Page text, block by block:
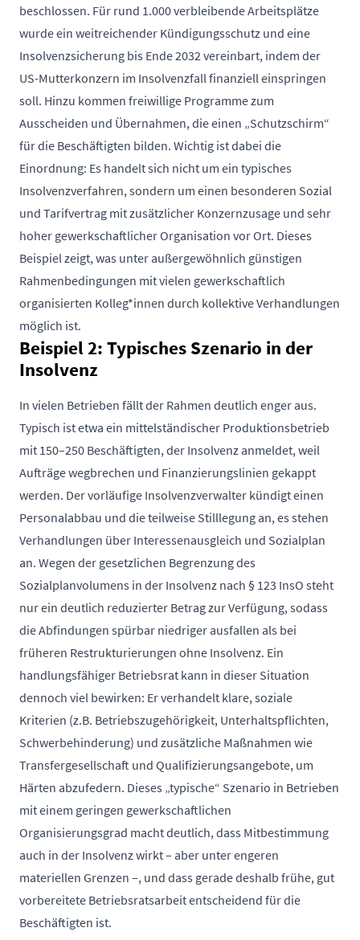
beschlossen. Für rund 1.000 verbleibende Arbeitsplätze
wurde ein weitreichender Kündigungsschutz und eine
Insolvenzsicherung bis Ende 2032 vereinbart, indem der
US-Mutterkonzern im Insolvenzfall finanziell einspringen
soll. Hinzu kommen freiwillige Programme zum
Ausscheiden und Übernahmen, die einen „Schutzschirm“
für die Beschäftigten bilden. Wichtig ist dabei die
Einordnung: Es handelt sich nicht um ein typisches
Insolvenzverfahren, sondern um einen besonderen Sozial
und Tarifvertrag mit zusätzlicher Konzernzusage und sehr
hoher gewerkschaftlicher Organisation vor Ort. Dieses
Beispiel zeigt, was unter außergewöhnlich günstigen
Rahmenbedingungen mit vielen gewerkschaftlich
organisierten Kolleg*innen durch kollektive Verhandlungen
möglich ist.
Beispiel 2: Typisches Szenario in der
Insolvenz
In vielen Betrieben fällt der Rahmen deutlich enger aus.
Typisch ist etwa ein mittelständischer Produktionsbetrieb
mit 150–250 Beschäftigten, der Insolvenz anmeldet, weil
Aufträge wegbrechen und Finanzierungslinien gekappt
werden. Der vorläufige Insolvenzverwalter kündigt einen
Personalabbau und die teilweise Stilllegung an, es stehen
Verhandlungen über Interessenausgleich und Sozialplan
an. Wegen der gesetzlichen Begrenzung des
Sozialplanvolumens in der Insolvenz nach § 123 InsO steht
nur ein deutlich reduzierter Betrag zur Verfügung, sodass
die Abfindungen spürbar niedriger ausfallen als bei
früheren Restrukturierungen ohne Insolvenz. Ein
handlungsfähiger Betriebsrat kann in dieser Situation
dennoch viel bewirken: Er verhandelt klare, soziale
Kriterien (z.B. Betriebszugehörigkeit, Unterhaltspflichten,
Schwerbehinderung) und zusätzliche Maßnahmen wie
Transfergesellschaft und Qualifizierungsangebote, um
Härten abzufedern. Dieses „typische“ Szenario in Betrieben
mit einem geringen gewerkschaftlichen
Organisierungsgrad macht deutlich, dass Mitbestimmung
auch in der Insolvenz wirkt – aber unter engeren
materiellen Grenzen –, und dass gerade deshalb frühe, gut
vorbereitete Betriebsratsarbeit entscheidend für die
Beschäftigten ist.